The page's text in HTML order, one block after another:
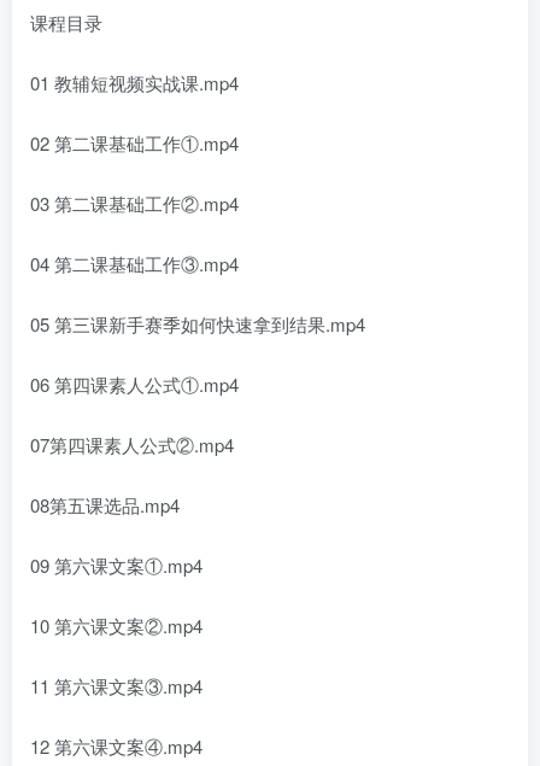
课程目录
01 教辅短视频实战课.mp4
02 第二课基础工作①.mp4
03 第二课基础工作②.mp4
04 第二课基础工作③.mp4
05 第三课新手赛季如何快速拿到结果.mp4
06 第四课素人公式①.mp4
07第四课素人公式②.mp4
08第五课选品.mp4
09 第六课文案①.mp4
10 第六课文案②.mp4
11 第六课文案③.mp4
12 第六课文案④.mp4